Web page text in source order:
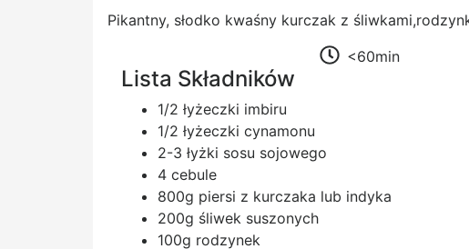
Pikantny, słodko kwaśny kurczak z
<60min
Lista Składników
1/2 łyżeczki imbiru
1/2 łyżeczki cynamonu
2-3 łyżki sosu sojowego
4 cebule
800g piersi z kurczaka lub indyka
200g śliwek suszonych
100g rodzynek